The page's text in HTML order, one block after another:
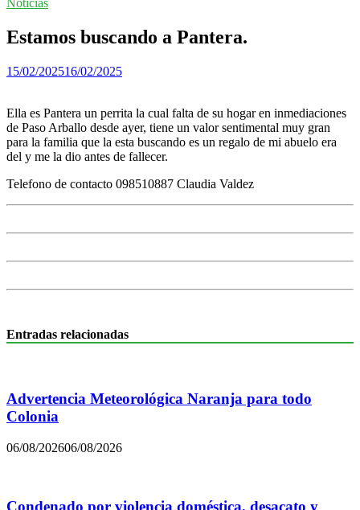
Noticias
Estamos buscando a Pantera.
15/02/202516/02/2025
Ella es Pantera un perrita la cual falta de su hogar en inmediaciones
de Paso Arballo desde ayer, tiene un valor sentimental muy gran
para la familia que la esta buscando es un regalo de mi abuelo era
del y me la dio antes de fallecer.
Telefono de contacto 098510887 Claudia Valdez
Entradas relacionadas
Advertencia Meteorológica Naranja para todo
Colonia
06/08/202606/08/2026
Condenado por violencia doméstica, desacato y